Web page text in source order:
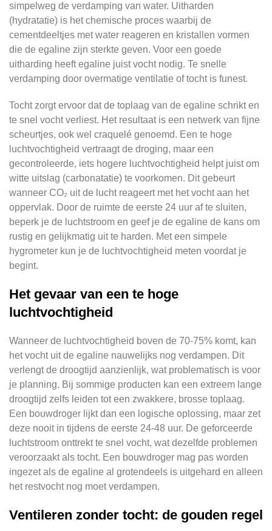
simpelweg de verdamping van water. Uitharden
(hydratatie) is het chemische proces waarbij de
cementdeeltjes met water reageren en kristallen vormen
die de egaline zijn sterkte geven. Voor een goede
uitharding heeft egaline juist vocht nodig. Te snelle
verdamping door overmatige ventilatie of tocht is funest.
Tocht zorgt ervoor dat de toplaag van de egaline schrikt en
te snel vocht verliest. Het resultaat is een netwerk van fijne
scheurtjes, ook wel craquelé genoemd. Een te hoge
luchtvochtigheid vertraagt de droging, maar een
gecontroleerde, iets hogere luchtvochtigheid helpt juist om
witte uitslag (carbonatatie) te voorkomen. Dit gebeurt
wanneer CO₂ uit de lucht reageert met het vocht aan het
oppervlak. Door de ruimte de eerste 24 uur af te sluiten,
beperk je de luchtstroom en geef je de egaline de kans om
rustig en gelijkmatig uit te harden. Met een simpele
hygrometer kun je de luchtvochtigheid meten voordat je
begint.
Het gevaar van een te hoge
luchtvochtigheid
Wanneer de luchtvochtigheid boven de 70-75% komt, kan
het vocht uit de egaline nauwelijks nog verdampen. Dit
verlengt de droogtijd aanzienlijk, wat problematisch is voor
je planning. Bij sommige producten kan een extreem lange
droogtijd zelfs leiden tot een zwakkere, brosse toplaag.
Een bouwdroger lijkt dan een logische oplossing, maar zet
deze nooit in tijdens de eerste 24-48 uur. De geforceerde
luchtstroom onttrekt te snel vocht, wat dezelfde problemen
veroorzaakt als tocht. Een bouwdroger mag pas worden
ingezet als de egaline al grotendeels is uitgehard en alleen
het restvocht nog moet verdampen.
Ventileren zonder tocht: de gouden regel